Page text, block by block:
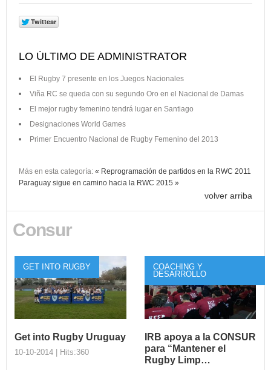
LO ÚLTIMO DE ADMINISTRATOR
El Rugby 7 presente en los Juegos Nacionales
Viña RC se queda con su segundo Oro en el Nacional de Damas
El mejor rugby femenino tendrá lugar en Santiago
Designaciones World Games
Primer Encuentro Nacional de Rugby Femenino del 2013
Más en esta categoría: « Reprogramación de partidos en la RWC 2011
Paraguay sigue en camino hacia la RWC 2015 »
volver arriba
Consur
GET INTO RUGBY
Get into Rugby Uruguay
10-10-2014 | Hits:360
COACHING Y
DESARROLLO
IRB apoya a la CONSUR
para “Mantener el
Rugby Limp…